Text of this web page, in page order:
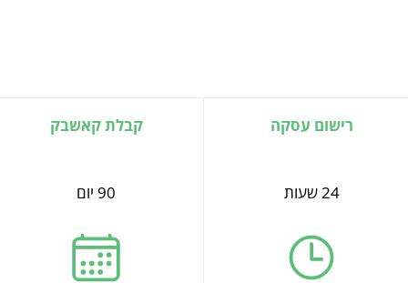
רישום עסקה
24 שעות
קבלת קאשבק
90 יום